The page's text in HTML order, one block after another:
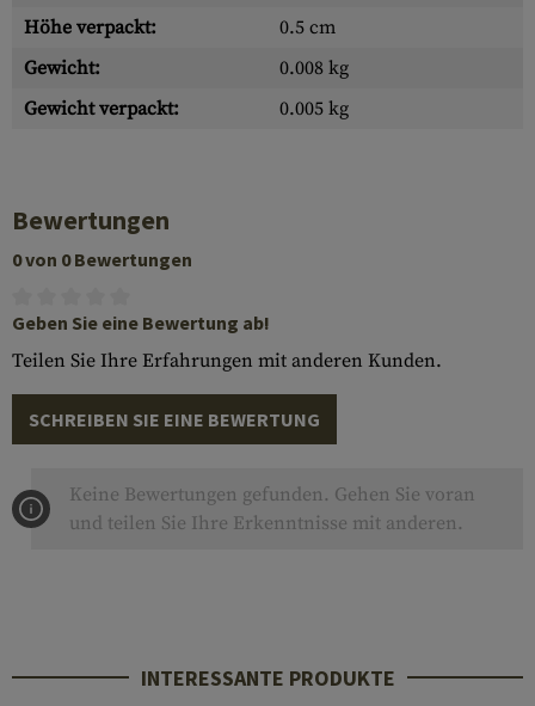
Höhe verpackt:
0.5 cm
Gewicht:
0.008 kg
Gewicht verpackt:
0.005 kg
Bewertungen
0 von 0 Bewertungen
Geben Sie eine Bewertung ab!
Teilen Sie Ihre Erfahrungen mit anderen Kunden.
SCHREIBEN SIE EINE BEWERTUNG
Keine Bewertungen gefunden. Gehen Sie voran
und teilen Sie Ihre Erkenntnisse mit anderen.
INTERESSANTE PRODUKTE